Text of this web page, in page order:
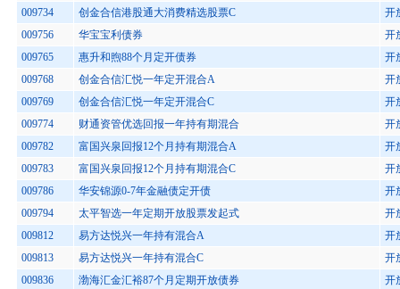
009734
创金合信港股通大消费精选股票C
开
009756
华宝宝利债券
开
009765
惠升和煦88个月定开债券
开
009768
创金合信汇悦一年定开混合A
开
009769
创金合信汇悦一年定开混合C
开
009774
财通资管优选回报一年持有期混合
开
009782
富国兴泉回报12个月持有期混合A
开
009783
富国兴泉回报12个月持有期混合C
开
009786
华安锦源0-7年金融债定开债
开
009794
太平智选一年定期开放股票发起式
开
009812
易方达悦兴一年持有混合A
开
009813
易方达悦兴一年持有混合C
开
009836
渤海汇金汇裕87个月定期开放债券
开